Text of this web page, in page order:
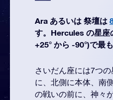
Ara あるいは 祭壇は
す。Hercules の星座
+25° から -90°)で最
さいだん座には7つ
に、北側に本体、南
の戦いの前に、神々